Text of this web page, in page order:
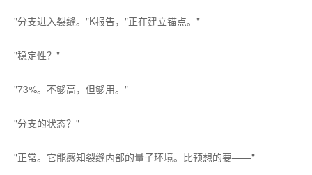
"分支进入裂缝。"K报告，"正在建立锚点。"
"稳定性？"
"73%。不够高，但够用。"
"分支的状态？"
"正常。它能感知裂缝内部的量子环境。比预想的要——"